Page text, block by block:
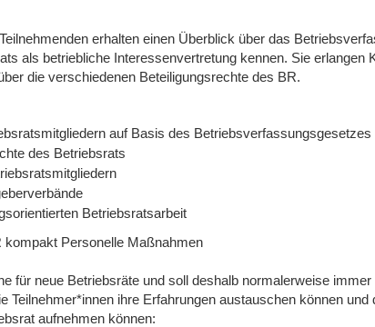
erhalten einen Überblick über das
als betriebliche Interessenvertretung kennen. Sie erlangen
die verschiedenen Beteiligungsrechte des BR.
auf Basis des Betriebsverfassungsgesetzes
des Betriebsrats
Betriebsratsarbeit
Personelle Maßnahmen
für neue Betriebsräte und soll deshalb normalerweise
Teilnehmer*innen ihre Erfahrungen austauschen können und
aufnehmen können: